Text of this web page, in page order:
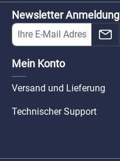
Newsletter Anmeldung
Mein Konto
Versand und Lieferung
Technischer Support